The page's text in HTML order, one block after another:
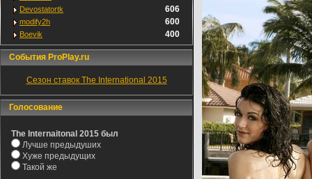
Devostatortk 606
modify2h 600
Boevik 400
События ProPlay.ru
Сезон ставок The International 2015
Голосование
The Internaitonal 2015 был
Лучше предыдуших
Хуже предыдущих
Такой же